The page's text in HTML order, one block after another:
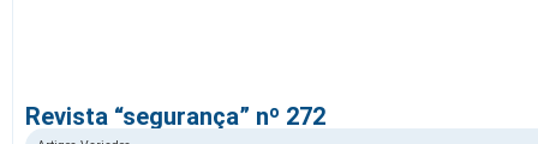
Revista “segurança” nº 272